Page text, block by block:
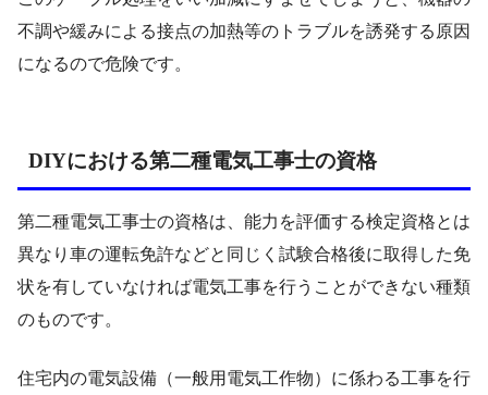
不調や緩みによる接点の加熱等のトラブルを誘発する原因
になるので危険です。
DIYにおける第二種電気工事士の資格
第二種電気工事士の資格は、能力を評価する検定資格とは
異なり車の運転免許などと同じく試験合格後に取得した免
状を有していなければ電気工事を行うことができない種類
のものです。
住宅内の電気設備（一般用電気工作物）に係わる工事を行